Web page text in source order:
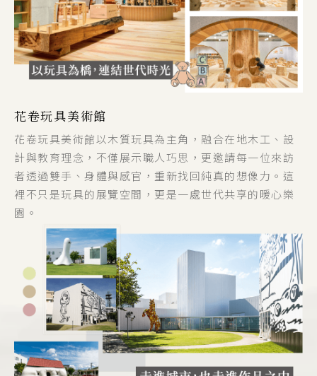
花卷玩具美術館
花卷玩具美術館以木質玩具為主角，融合在地木工、設
計與教育理念，不僅展示職人巧思，更邀請每一位來訪
者透過雙手、身體與感官，重新找回純真的想像力。這
裡不只是玩具的展覽空間，更是一處世代共享的暖心樂
園。